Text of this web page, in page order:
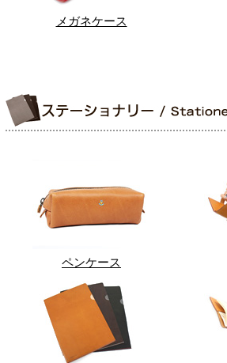
メガネケース
ペンケース